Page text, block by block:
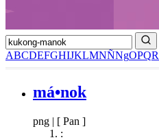
ABCDEFGHIJKLMNÑNgOPQR
má•nok
png | [ Pan ]
: